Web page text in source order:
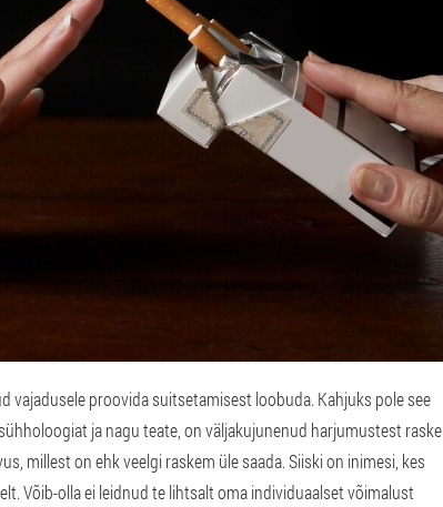
vajadusele proovida suitsetamisest loobuda. Kahjuks pole see
ja nagu teate, on väljakujunenud harjumustest raske
millest on ehk veelgi raskem üle saada. Siiski on inimesi, kes
Võib-olla ei leidnud te lihtsalt oma individuaalset võimalust